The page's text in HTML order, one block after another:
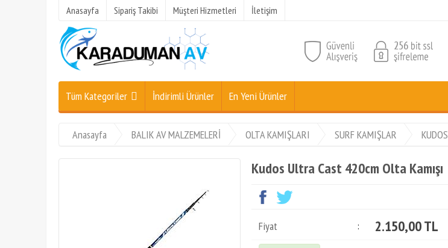
Anasayfa Sipariş Takibi Müşteri Hizmetleri İletişim
Tüm Kategoriler İndirimli Ürünler En Yeni Ürünler
Anasayfa BALIK AV MALZEMELERİ OLTA KAMIŞLARI SURF KAMIŞLAR KUDOS
Kudos Ultra Cast 420cm Olta Kamışı
Fiyat : 2.150,00 TL